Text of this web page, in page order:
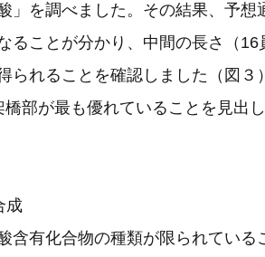
」を調べました。その結果、予想
ることが分かり、中間の長さ（16
られることを確認しました（図３
部が最も優れていることを見出し
成
有化合物の種類が限られている